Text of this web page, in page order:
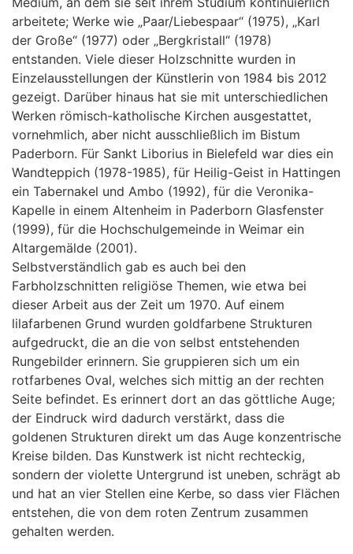
arbeitete; Werke wie „Paar/Liebespaar“ (1975), „Karl
der Große“ (1977) oder „Bergkristall“ (1978)
entstanden. Viele dieser Holzschnitte wurden in
Einzelausstellungen der Künstlerin von 1984 bis 2012
gezeigt. Darüber hinaus hat sie mit unterschiedlichen
Werken römisch-katholische Kirchen ausgestattet,
vornehmlich, aber nicht ausschließlich im Bistum
Paderborn. Für Sankt Liborius in Bielefeld war dies ein
Wandteppich (1978-1985), für Heilig-Geist in Hattingen
ein Tabernakel und Ambo (1992), für die Veronika-
Kapelle in einem Altenheim in Paderborn Glasfenster
(1999), für die Hochschulgemeinde in Weimar ein
Altargemälde (2001).
Selbstverständlich gab es auch bei den
Farbholzschnitten religiöse Themen, wie etwa bei
dieser Arbeit aus der Zeit um 1970. Auf einem
lilafarbenen Grund wurden goldfarbene Strukturen
aufgedruckt, die an die von selbst entstehenden
Rungebilder erinnern. Sie gruppieren sich um ein
rotfarbenes Oval, welches sich mittig an der rechten
Seite befindet. Es erinnert dort an das göttliche Auge;
der Eindruck wird dadurch verstärkt, dass die
goldenen Strukturen direkt um das Auge konzentrische
Kreise bilden. Das Kunstwerk ist nicht rechteckig,
sondern der violette Untergrund ist uneben, schrägt ab
und hat an vier Stellen eine Kerbe, so dass vier Flächen
entstehen, die von dem roten Zentrum zusammen
gehalten werden.